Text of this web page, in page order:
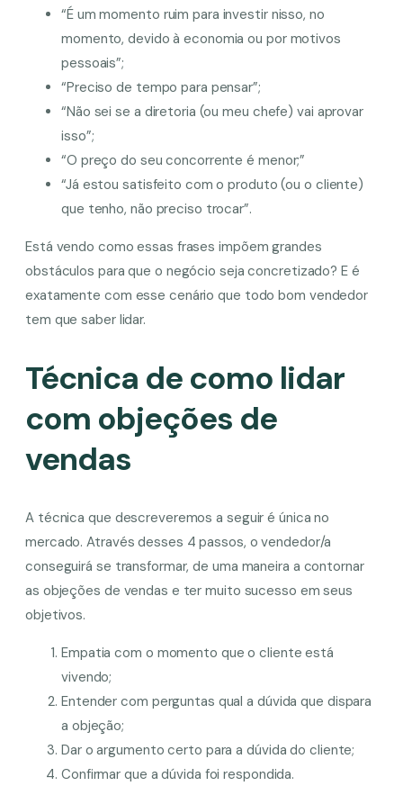
“É um momento ruim para investir nisso, no
momento, devido à economia ou por motivos
pessoais”;
“Preciso de tempo para pensar”;
“Não sei se a diretoria (ou meu chefe) vai aprovar
isso”;
“O preço do seu concorrente é menor;”
“Já estou satisfeito com o produto (ou o cliente)
que tenho, não preciso trocar”.
Está vendo como essas frases impõem grandes
obstáculos para que o negócio seja concretizado? E é
exatamente com esse cenário que todo bom vendedor
tem que saber lidar.
Técnica de como lidar
com objeções de
vendas
A técnica que descreveremos a seguir é única no
mercado. Através desses 4 passos, o vendedor/a
conseguirá se transformar, de uma maneira a contornar
as objeções de vendas e ter muito sucesso em seus
objetivos.
Empatia com o momento que o cliente está
vivendo;
Entender com perguntas qual a dúvida que dispara
a objeção;
Dar o argumento certo para a dúvida do cliente;
Confirmar que a dúvida foi respondida.